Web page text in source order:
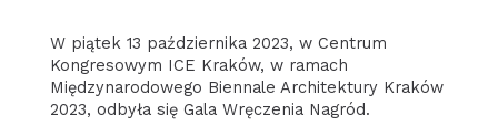
W piątek 13 października 2023, w Centrum
Kongresowym ICE Kraków, w ramach
Międzynarodowego Biennale Architektury Kraków
2023, odbyła się Gala Wręczenia Nagród.